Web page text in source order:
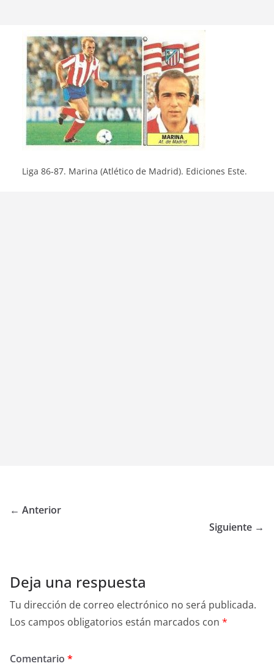
Liga 86-87. Marina (Atlético de Madrid). Ediciones Este.
← Anterior
Siguiente →
Deja una respuesta
Tu dirección de correo electrónico no será publicada.
Los campos obligatorios están marcados con *
Comentario *